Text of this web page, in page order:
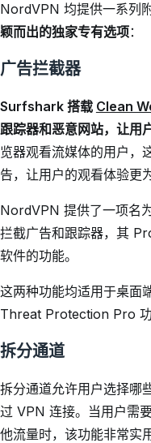
NordVPN 均提供一系列
颖而出的独家专有选项：
广告拦截器
Surfshark 搭载 Clean
跟踪器和恶意网站，让用
览器观看流媒体的用户，
告，让用户的观看体验更
NordVPN 提供了一项名
拦截广告和跟踪器，其
软件的功能。
这两种功能均适用于桌面
Threat Protection Pro 功
拆分通道
拆分通道允许用户选择哪
过 VPN 连接。当用户需
他流量时，该功能非常实用